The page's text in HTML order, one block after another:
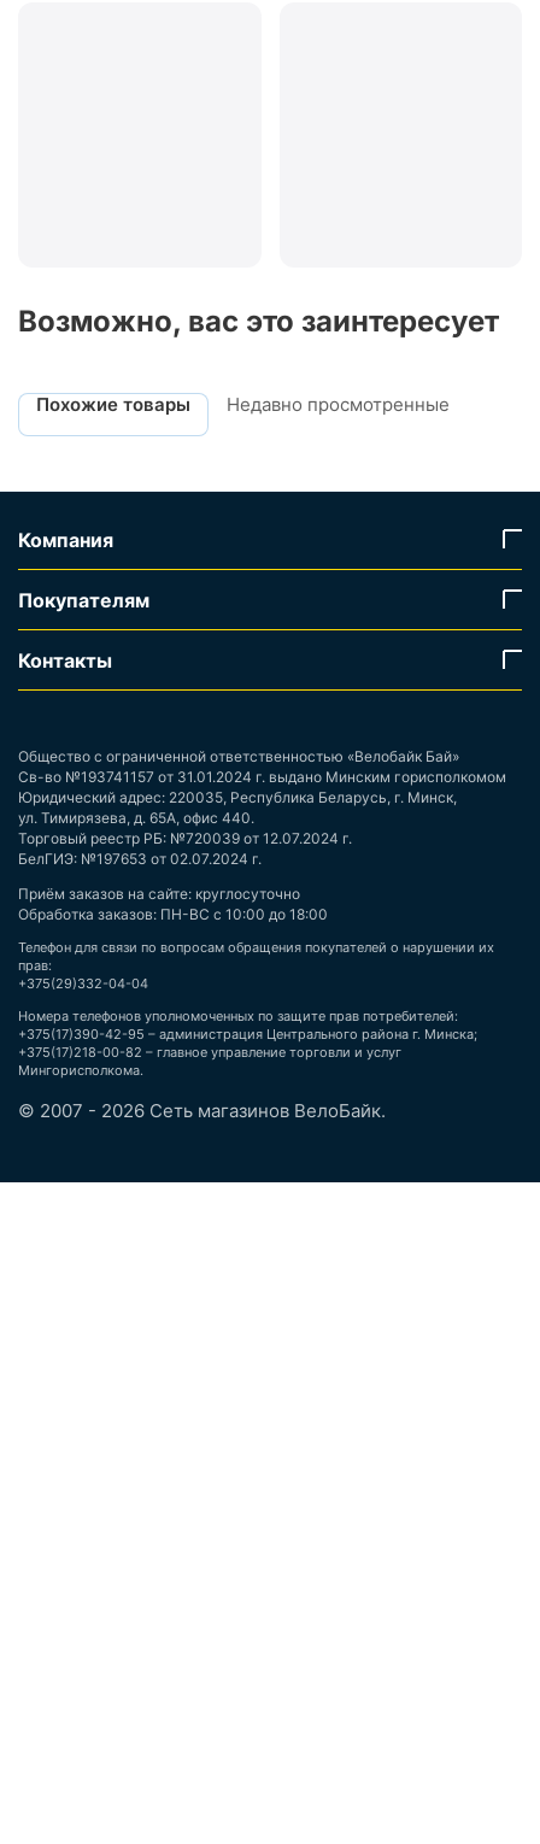
Возможно, вас это заинтересует
Похожие товары Недавно просмотренные
Компания
Покупателям
Контакты
Общество с ограниченной ответственностью «Велобайк Бай»
Св-во №193741157 от 31.01.2024 г. выдано Минским горисполкомом
Юридический адрес: 220035, Республика Беларусь, г. Минск,
ул. Тимирязева, д. 65А, офис 440.
Торговый реестр РБ: №720039 от 12.07.2024 г.
БелГИЭ: №197653 от 02.07.2024 г.
Приём заказов на сайте: круглосуточно
Обработка заказов: ПН-ВС с 10:00 до 18:00
Телефон для связи по вопросам обращения покупателей о нарушении их
прав:
+375(29)332-04-04
Номера телефонов уполномоченных по защите прав потребителей:
+375(17)390-42-95 – администрация Центрального района г. Минска;
+375(17)218-00-82 – главное управление торговли и услуг
Мингорисполкома.
© 2007 - 2026 Сеть магазинов ВелоБайк.